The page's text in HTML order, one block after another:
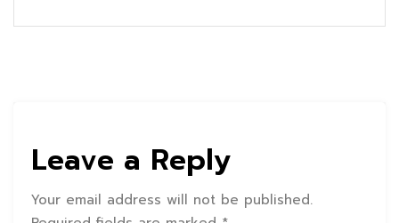
Leave a Reply
Your email address will not be published.